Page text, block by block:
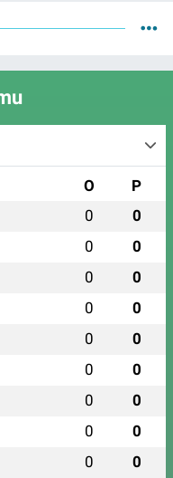
O P
0 0
0 0
0 0
0 0
0 0
0 0
0 0
0 0
0 0